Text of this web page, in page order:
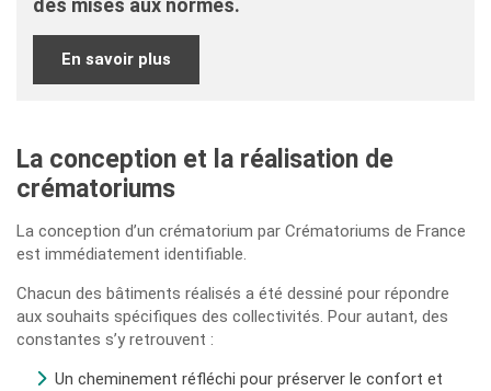
des mises aux normes.
En savoir plus
La conception et la réalisation de
crématoriums
La conception d’un crématorium par Crématoriums de France
est immédiatement identifiable.
Chacun des bâtiments réalisés a été dessiné pour répondre
aux souhaits spécifiques des collectivités. Pour autant, des
constantes s’y retrouvent :
Un cheminement réfléchi pour préserver le confort et